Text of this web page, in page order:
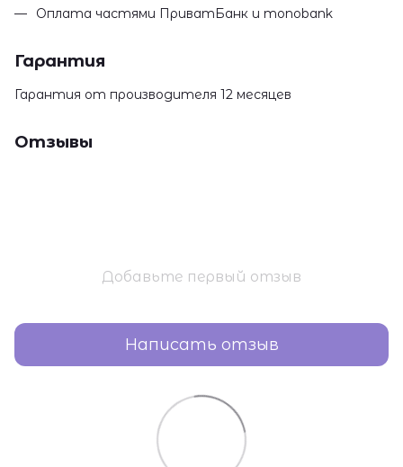
Оплата частями ПриватБанк и monobank
Гарантия
Гарантия от производителя 12 месяцев
Отзывы
Добавьте первый отзыв
Написать отзыв